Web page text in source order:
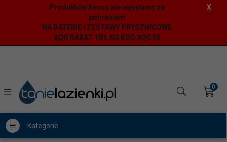
Produktów Besco nie wysyłamy za
pobraniem
NA BATERIE I ZESTAWY PRYSZNICOWE
AQG RABAT 10% NA KOD AQG10
X
0
Kategorie